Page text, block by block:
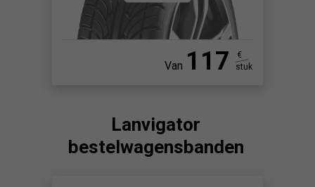
Van 117
€
stuk
Lanvigator
bestelwagensbanden